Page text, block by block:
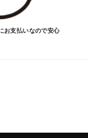
お支払いなので安心